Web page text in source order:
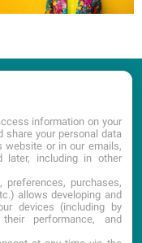
OUVERTES
information on your
share your personal data
website or in our emails,
later, including in other
preferences, purchases,
allows developing and
devices (including by
performance, and